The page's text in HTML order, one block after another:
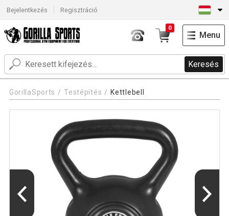
Bejelentkezés Regisztráció
Keresés
0
Menu
GorillaSports Testépítés Kettlebell